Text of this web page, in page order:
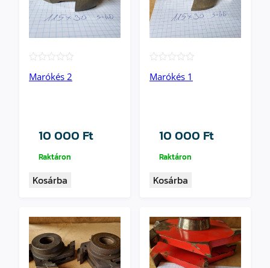
Marókés 2
10 000 Ft
Raktáron
Kosárba
Marókés 1
10 000 Ft
Raktáron
Kosárba